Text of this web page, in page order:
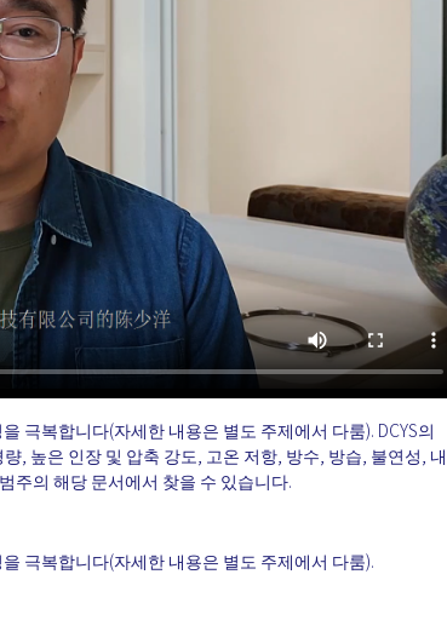
극복합니다(자세한 내용은 별도 주제에서 다룸). DCYS의
, 높은 인장 및 압축 강도, 고온 저항, 방수, 방습, 불연성, 내
주의 해당 문서에서 찾을 수 있습니다.
극복합니다(자세한 내용은 별도 주제에서 다룸).